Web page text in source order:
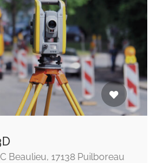
Beaulieu, 17138 Puilboreau